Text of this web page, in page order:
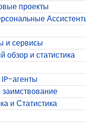
проекты
и сервисы
обзор и статистика
агенты
и Статистика